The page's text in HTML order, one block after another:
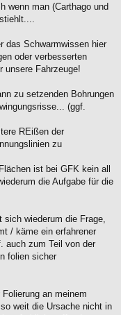
wenn man (Carthago und
das Schwarmwissen hier
oder verbesserten
unsere Fahrzeuge!
zu setzenden Bohrungen
(ggf.
REißen der
zu
ist bei GFK kein all
die Aufgabe für die
wiederum die Frage,
/ käme ein erfahrener
auch zum Teil von der
folien sicher
an meinem
weit die Ursache nicht in